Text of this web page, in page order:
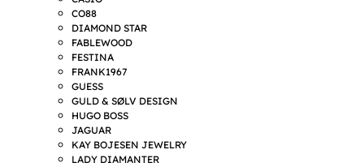
CO88
DIAMOND STAR
FABLEWOOD
FESTINA
FRANK1967
GUESS
GULD & SØLV DESIGN
HUGO BOSS
JAGUAR
KAY BOJESEN JEWELRY
LADY DIAMANTER